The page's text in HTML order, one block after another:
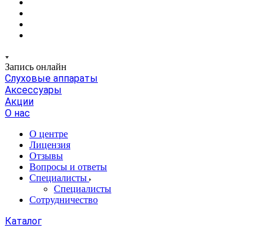
Запись онлайн
Слуховые аппараты
Аксессуары
Акции
О нас
О центре
Лицензия
Отзывы
Вопросы и ответы
Специалисты
Специалисты
Сотрудничество
Каталог